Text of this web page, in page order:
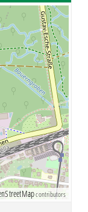
contributors